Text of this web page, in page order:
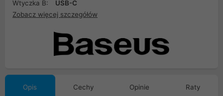
Wtyczka B:
USB-C
Zobacz więcej szczegółów
Opis Cechy Opinie Raty